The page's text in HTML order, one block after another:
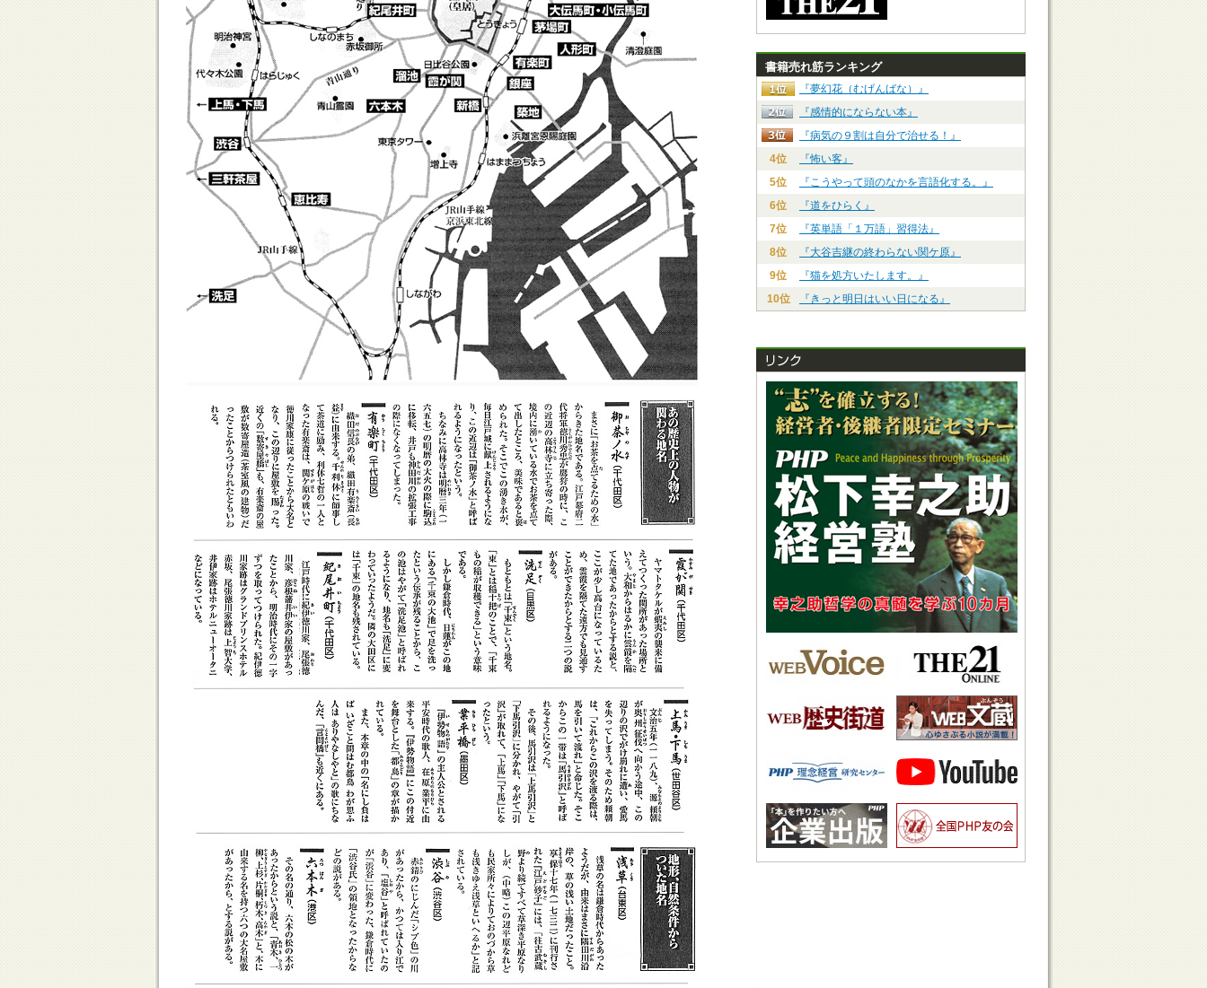
書籍売れ筋ランキング
『夢幻花（むげんばな）』
『感情的にならない本』
『病気の９割は自分で治せる！』
4位
『怖い客』
5位
『こうやって頭のなかを言語化する。』
6位
『道をひらく』
7位
『英単語「１万語」習得法』
8位
『大谷吉継の終わらない関ケ原』
9位
『猫を処方いたします。』
10位
『きっと明日はいい日になる』